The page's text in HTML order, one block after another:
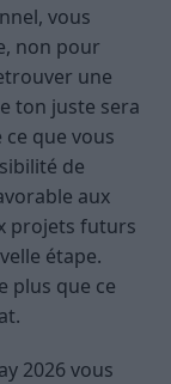
vous
non pour
une
ton juste sera
que vous
de
aux
projets futurs
étape.
plus que ce
2026 vous